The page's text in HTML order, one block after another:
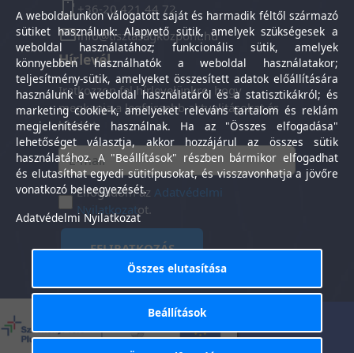
+36-20 421 44 72
info@tisztasagkozpont.hu
Hírlevél
Iratkozzon fel hírlevelünkre, hogy
megkapja a legfrissebb aktualitásokat és
híreket.
Elfogadom azAdatvédelmi
Nyilatkozatot.
FELIRATKOZÁS
Általános Szerződési
Feltételek
-
tájékoztató
A weboldalunkon válogatott saját és harmadik féltől származó
sütiket használunk: Alapvető sütik, amelyek szükségesek a
weboldal használatához; funkcionális sütik, amelyek
könnyebben használhatók a weboldal használatakor;
teljesítmény-sütik, amelyeket összesített adatok előállítására
használunk a weboldal használatáról és a statisztikákról; és
marketing cookie-k, amelyeket releváns tartalom és reklám
megjelenítésére használnak. Ha az "Összes elfogadása"
lehetőséget választja, akkor hozzájárul az összes sütik
használatához. A "Beállítások" részben bármikor elfogadhat
és elutasíthat egyedi sütitípusokat, és visszavonhatja a jövőre
vonatkozó beleegyezését.
Adatvédelmi Nyilatkozat
Összes elutasítása
Beállítások